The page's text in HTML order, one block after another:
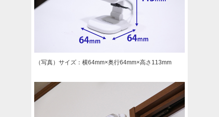
（写真）サイズ：横64mm×奥行64mm×高さ113mm